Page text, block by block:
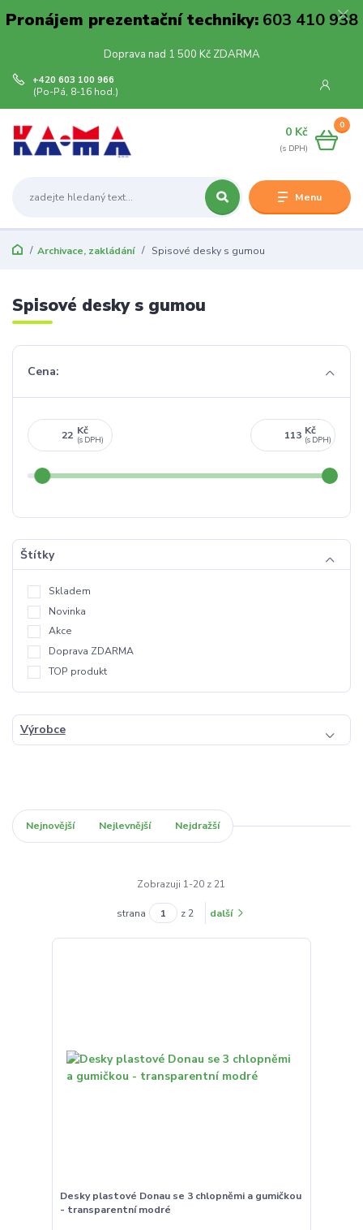
Pronájem prezentační techniky:603 410 938
Doprava nad 1 500 Kč ZDARMA
Menu
+420 603 100 966
(Po-Pá, 8-16 hod.)
0
0 Kč
Archivace, zakládání Spisové desky s gumou
Spisové desky s gumou
Cena:
Kč Kč
Štítky
Skladem
Novinka
Akce
Doprava ZDARMA
TOP produkt
Výrobce
Nejnovější Nejlevnější Nejdražší
Zobrazuji 1-20 z 21
strana z 2 další
Desky plastové Donau se 3 chlopněmi a gumičkou
- transparentní modré